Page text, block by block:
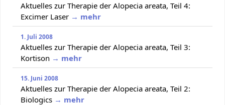
Aktuelles zur Therapie der Alopecia areata, Teil 4:
Excimer Laser → mehr
1. Juli 2008
Aktuelles zur Therapie der Alopecia areata, Teil 3:
Kortison → mehr
15. Juni 2008
Aktuelles zur Therapie der Alopecia areata, Teil 2:
Biologics → mehr